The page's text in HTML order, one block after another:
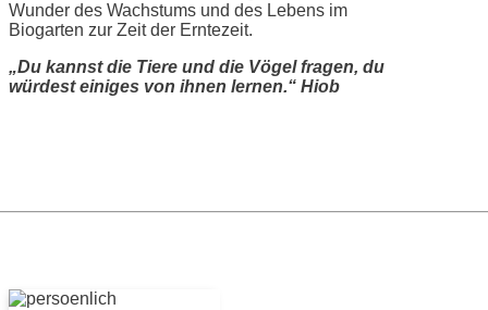
Wunder des Wachstums und des Lebens im
Biogarten zur Zeit der Erntezeit.
„Du kannst die Tiere und die Vögel fragen, du
würdest einiges von ihnen lernen.“ Hiob